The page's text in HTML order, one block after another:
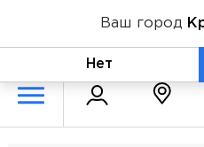
Ваш город
Нет